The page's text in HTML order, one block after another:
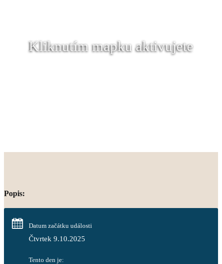
Kliknutím mapku aktivujete
Popis:
Datum začátku události
Čtvrtek 9.10.2025
Tento den je: